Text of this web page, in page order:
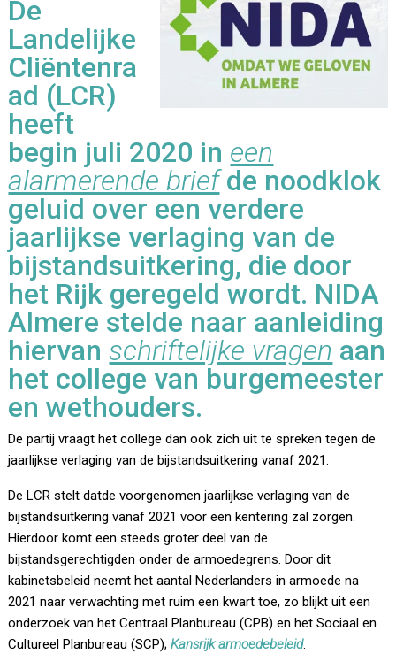
De
Landelijke
Cliëntenra
ad (LCR)
heeft
begin juli 2020 in een
alarmerende briefde noodklok
geluid over een verdere
jaarlijkse verlaging van de
bijstandsuitkering, die door
het Rijk geregeld wordt. NIDA
Almere stelde naar aanleiding
hiervanschriftelijke vragen aan
het college van burgemeester
en wethouders.
De partij vraagt het college dan ook zich uit te spreken tegen de
jaarlijkse verlaging van de bijstandsuitkering vanaf 2021.
De LCR stelt datde voorgenomen jaarlijkse verlaging van de
bijstandsuitkering vanaf 2021 voor een kentering zal zorgen.
Hierdoor komt een steeds groter deel van de
bijstandsgerechtigden onder de armoedegrens. Door dit
kabinetsbeleid neemt het aantal Nederlanders in armoede na
2021 naar verwachting met ruim een kwart toe, zo blijkt uit een
onderzoek van het Centraal Planbureau (CPB) en het Sociaal en
Cultureel Planbureau (SCP);Kansrijk armoedebeleid.